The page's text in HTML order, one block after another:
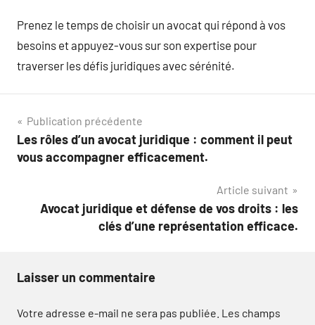
Prenez le temps de choisir un avocat qui répond à vos
besoins et appuyez-vous sur son expertise pour
traverser les défis juridiques avec sérénité.
Navigation
de
Publication précédente
Les rôles d’un avocat juridique : comment il peut
vous accompagner efficacement.
Article suivant
Avocat juridique et défense de vos droits : les
clés d’une représentation efficace.
Laisser un commentaire
Votre adresse e-mail ne sera pas publiée. Les champs